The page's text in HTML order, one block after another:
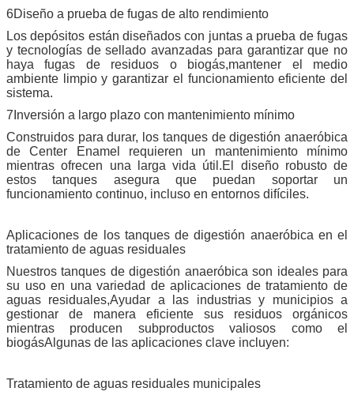
SOMETA
6Diseño a prueba de fugas de alto rendimiento
Los depósitos están diseñados con juntas a prueba de fugas
y tecnologías de sellado avanzadas para garantizar que no
haya fugas de residuos o biogás,mantener el medio
ambiente limpio y garantizar el funcionamiento eficiente del
sistema.
7Inversión a largo plazo con mantenimiento mínimo
Construidos para durar, los tanques de digestión anaeróbica
de Center Enamel requieren un mantenimiento mínimo
mientras ofrecen una larga vida útil.El diseño robusto de
estos tanques asegura que puedan soportar un
funcionamiento continuo, incluso en entornos difíciles.
Aplicaciones de los tanques de digestión anaeróbica en el
tratamiento de aguas residuales
Nuestros tanques de digestión anaeróbica son ideales para
su uso en una variedad de aplicaciones de tratamiento de
aguas residuales,Ayudar a las industrias y municipios a
gestionar de manera eficiente sus residuos orgánicos
mientras producen subproductos valiosos como el
biogásAlgunas de las aplicaciones clave incluyen:
Tratamiento de aguas residuales municipales